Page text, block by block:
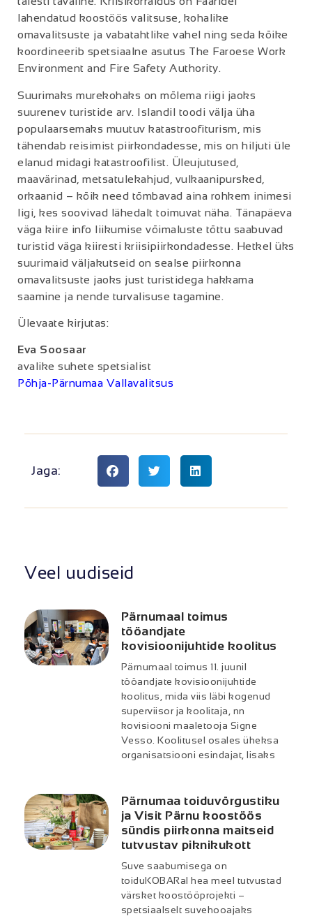
lahendatud koostöös valitsuse, kohalike
omavalitsuste ja vabatahtlike vahel ning seda kõike
koordineerib spetsiaalne asutus The Faroese Work
Environment and Fire Safety Authority.
Suurimaks murekohaks on mõlema riigi jaoks
suurenev turistide arv. Islandil toodi välja üha
populaarsemaks muutuv katastroofiturism, mis
tähendab reisimist piirkondadesse, mis on hiljuti üle
elanud midagi katastroofilist. Üleujutused,
maavärinad, metsatulekahjud, vulkaanipursked,
orkaanid – kõik need tõmbavad aina rohkem inimesi
ligi, kes soovivad lähedalt toimuvat näha. Tänapäeva
väga kiire info liikumise võimaluste tõttu saabuvad
turistid väga kiiresti kriisipiirkondadesse. Hetkel üks
suurimaid väljakutseid on sealse piirkonna
omavalitsuste jaoks just turistidega hakkama
saamine ja nende turvalisuse tagamine.
Ülevaate kirjutas:
Eva Soosaar
avalike suhete spetsialist
Põhja-Pärnumaa Vallavalitsus
Jaga:
Veel uudiseid
Pärnumaal toimus
tööandjate
kovisioonijuhtide koolitus
Pärnumaal toimus 11. juunil
tööandjate kovisioonijuhtide
koolitus, mida viis läbi kogenud
superviisor ja koolitaja, nn
kovisiooni maaletooja Signe
Vesso. Koolitusel osales üheksa
organisatsiooni esindajat, lisaks
Pärnumaa toiduvõrgustiku
ja Visit Pärnu koostöös
sündis piirkonna maitseid
tutvustav piknikukott
Suve saabumisega on
toiduKOBARal hea meel tutvustad
värsket koostööprojekti –
spetsiaalselt suvehooajaks